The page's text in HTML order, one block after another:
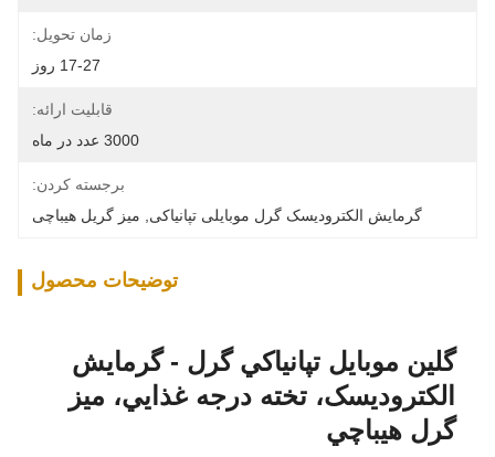
زمان تحویل:
17-27 روز
قابلیت ارائه:
3000 عدد در ماه
برجسته کردن:
گرمایش الکترودیسک گرل موبایلی تپانیاکی
میز گریل هیباچی
توضیحات محصول
گلين موبايل تپانياكي گرل - گرمايش
الکتروديسک، تخته درجه غذايي، ميز
گرل هيباچي